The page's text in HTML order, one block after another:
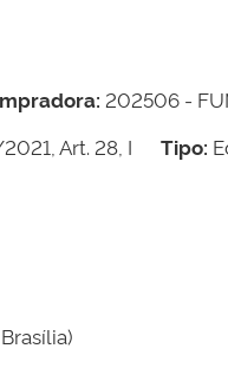
202506 -
Art. 28, I Tipo: